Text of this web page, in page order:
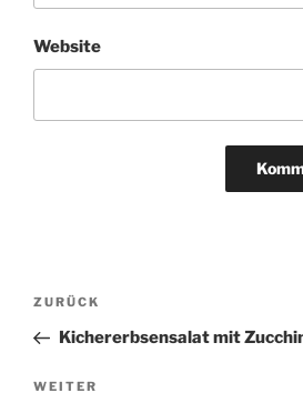
Website
Beitragsnavigation
Vorheriger
Beitrag
ZURÜCK
Kichererbsensalat mit
Nächster
WEITER